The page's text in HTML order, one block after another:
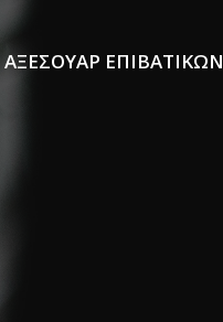
ΑΞΕΣΟΥΑΡ ΕΠΙΒΑΤΙΚΩΝ